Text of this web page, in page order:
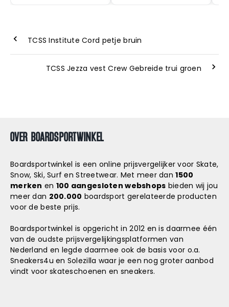
TCSS Institute Cord petje bruin
TCSS Jezza vest Crew Gebreide trui groen
OVER BOARDSPORTWINKEL
Boardsportwinkel is een online prijsvergelijker voor Skate,
Snow, Ski, Surf en Streetwear. Met meer dan1500
merken en 100 aangesloten webshops bieden wij jou
meer dan 200.000 boardsport gerelateerde producten
voor de beste prijs.
Boardsportwinkel is opgericht in 2012 en is daarmee één
van de oudste prijsvergelijkingsplatformen van
Nederland en legde daarmee ook de basis voor o.a.
Sneakers4u en Solezilla waar je een nog groter aanbod
vindt voor skateschoenen en sneakers.